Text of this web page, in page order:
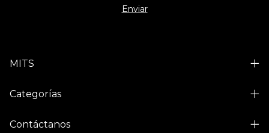
MITS
Categorías
Contáctanos